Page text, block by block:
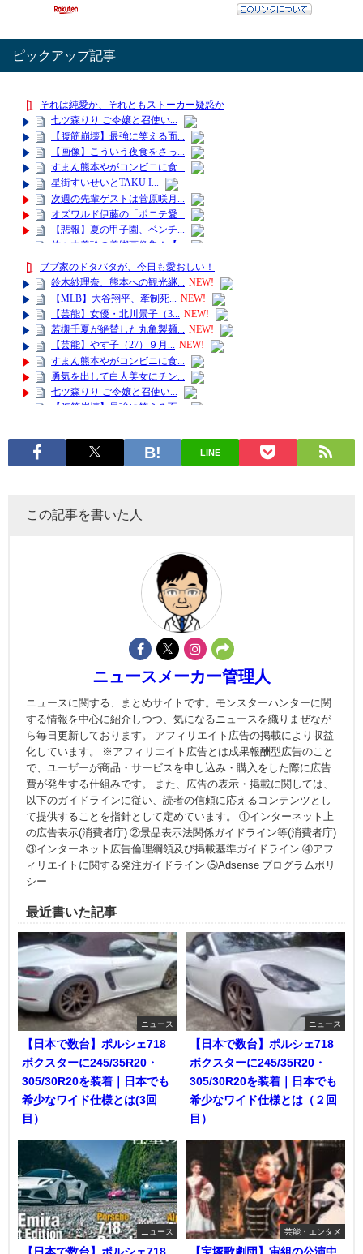
ピックアップ記事
LINE
この記事を書いた人
ニュースメーカー管理人
ニュースに関する、まとめサイトです。モンスターハンターに関
する情報を中心に紹介しつつ、気になるニュースを織りまぜなが
ら毎日更新しております。 アフィリエイト広告の掲載により収益
化しています。 ※アフィリエイト広告とは成果報酬型広告のこと
で、ユーザーが商品・サービスを申し込み・購入をした際に広告
費が発生する仕組みです。 また、広告の表示・掲載に関しては、
以下のガイドラインに従い、読者の信頼に応えるコンテンツとし
て提供することを指針として定めています。 ①インターネット上
の広告表示(消費者庁) ②景品表示法関係ガイドライン等(消費者庁)
③インターネット広告倫理綱領及び掲載基準ガイドライン ④アフ
ィリエイトに関する発注ガイドライン ⑤Adsense プログラムポリ
シー
最近書いた記事
ニュース
【日本で数台】ポルシェ718
ボクスターに245/35R20・
305/30R20を装着｜日本でも
希少なワイド仕様とは(3回
目）
ニュース
【日本で数台】ポルシェ718
ボクスターに245/35R20・
305/30R20を装着｜日本でも
希少なワイド仕様とは（２回
目）
ニュース 芸能・エンタメ